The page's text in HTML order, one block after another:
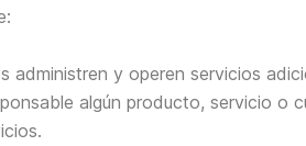
y operen servicios
algún producto, servicio o